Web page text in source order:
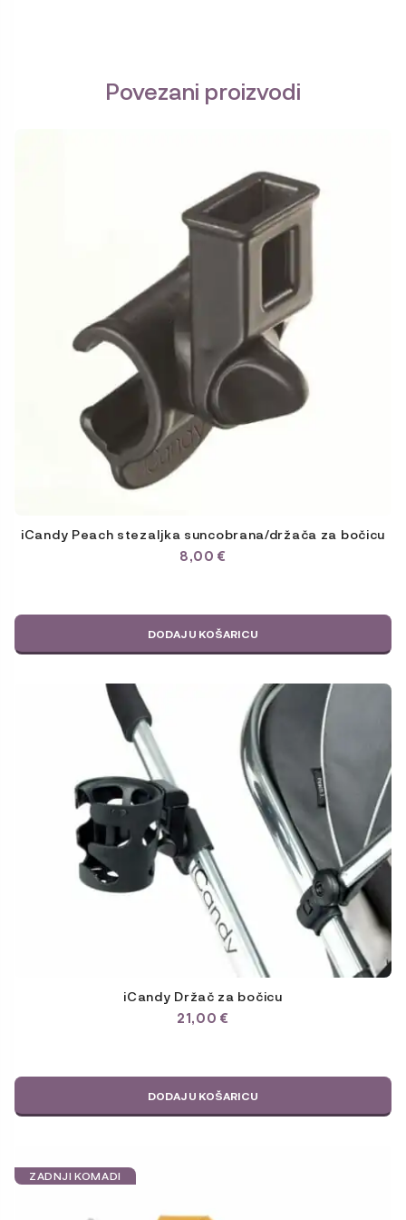
Povezani proizvodi
iCandy Peach stezaljka suncobrana/držača za bočicu
8,00€
DODAJ U KOŠARICU
iCandy Držač za bočicu
21,00€
DODAJ U KOŠARICU
ZADNJI KOMADI